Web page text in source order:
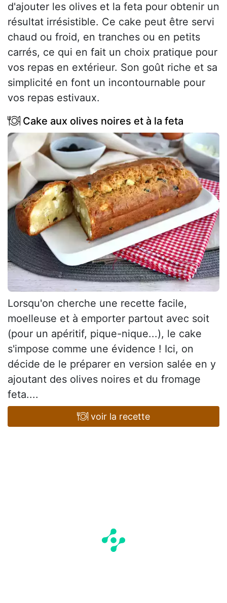
d'ajouter les olives et la feta pour obtenir un
résultat irrésistible. Ce cake peut être servi
chaud ou froid, en tranches ou en petits
carrés, ce qui en fait un choix pratique pour
vos repas en extérieur. Son goût riche et sa
simplicité en font un incontournable pour
vos repas estivaux.
Cake aux olives noires et à la feta
Lorsqu'on cherche une recette facile,
moelleuse et à emporter partout avec soit
(pour un apéritif, pique-nique...), le cake
s'impose comme une évidence ! Ici, on
décide de le préparer en version salée en y
ajoutant des olives noires et du fromage
feta....
voir la recette